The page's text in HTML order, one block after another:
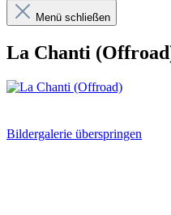
Menü schließen
La Chanti
Bildergalerie überspringen